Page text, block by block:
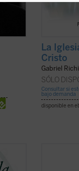
La
Cristo
Gabriel
SÓLO
Consultar si
bajo demanda
disponible en
La
ha